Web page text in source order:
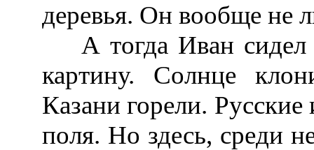
деревья. Он вообще не
А тогда Иван сидел
картину. Солнце
Казани горели.
поля. Но здесь, среди